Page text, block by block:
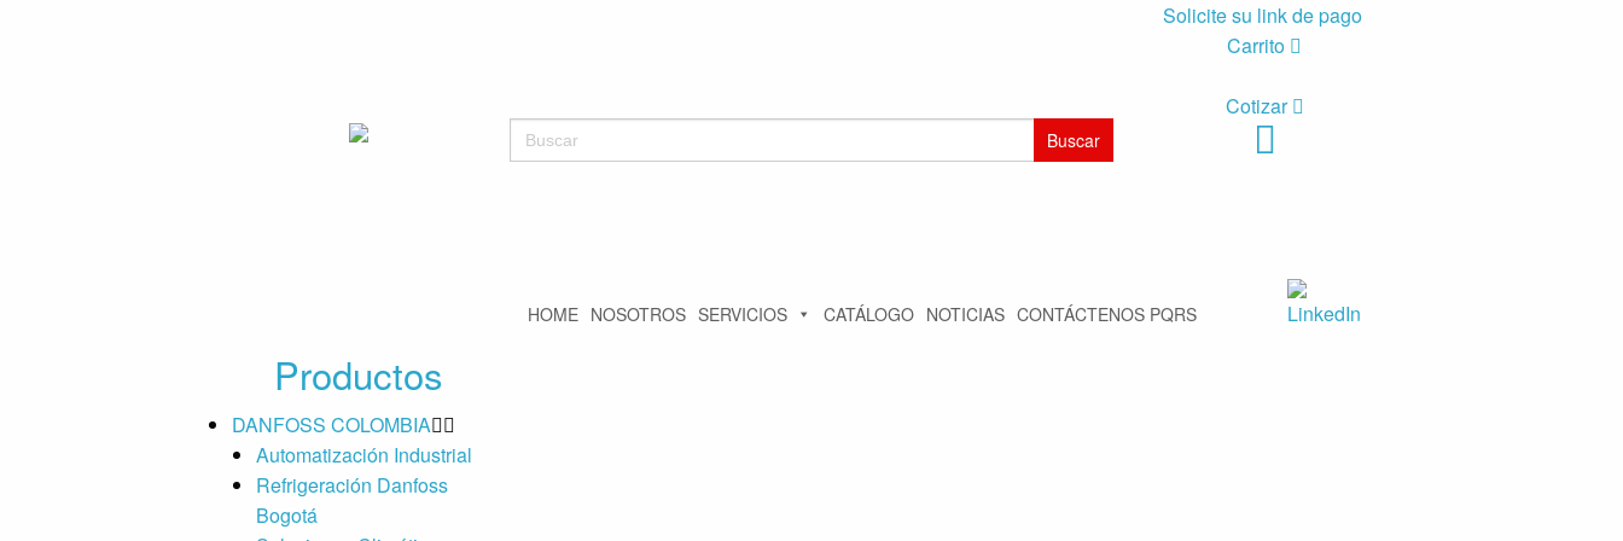
Buscar:
Solicite su link de pago
Carrito
Cotizar
HOME NOSOTROS SERVICIOS CATÁLOGO NOTICIAS CONTÁCTENOS PQRS
Productos
DANFOSS COLOMBIA
Automatización Industrial
Refrigeración Danfoss
Bogotá